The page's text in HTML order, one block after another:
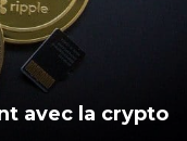
avec la crypto